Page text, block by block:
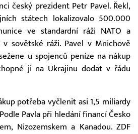
český prezident Petr Pavel. Řekl,
státech lokalizovalo 500.000
ve standardní ráži NATO a
sovětské ráži. Pavel v Mnichově
u spojenců peníze na nákup
ji na Ukrajinu dodat v řádu
potřeba vyčlenit asi 1,5 miliardy
Pavla při hledání financí Česko
Nizozemskem a Kanadou. ZDF